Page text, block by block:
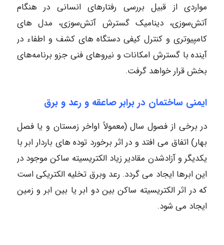
مواردی از قبیل بررسی رفتارهای انسانی در هنگام
آتش‌سوزی، دینامیک گسترش آتش‌سوزی، مدل های
کامپیوتری و کنترل کیفی دستگاه های کشف و اطفاء در
آینده با گسترش امکانات و نیروهای فنی جزو برنامه‌های
بخش قرار خواهد گرفت.
ایمنی ساختمان در برابر صاعقه و رعد و برق
در برخی از فصول سال (معمولاً اواخر زمستان و یا فصل
بهار) اتفاق می افتد و در اثر برخورد توده های باردار ابر با
یکدیگر و آزادشدن مقادیر زیاد الکتریسیته ساکن موجود در
این ابرها ایجاد می گردد. رعد وبرق تخلیه الکتریکی است
که در اثر الکتریسیته ساکن بین دو ابر یا بین ابر و زمین
ایجاد می شود.